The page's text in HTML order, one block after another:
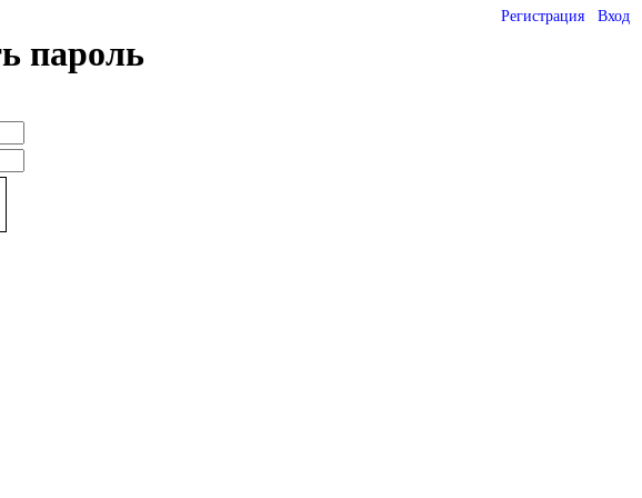
Регистрация Вход
пароль